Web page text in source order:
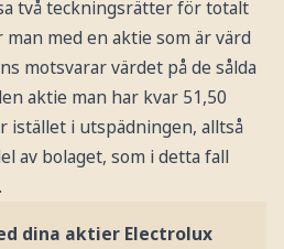
två teckningsrätter för totalt
med en aktie som är värd
motsvarar värdet på de sålda
aktie man har kvar 51,50
istället i utspädningen, alltså
av bolaget, som i detta fall
dina aktier Electrolux